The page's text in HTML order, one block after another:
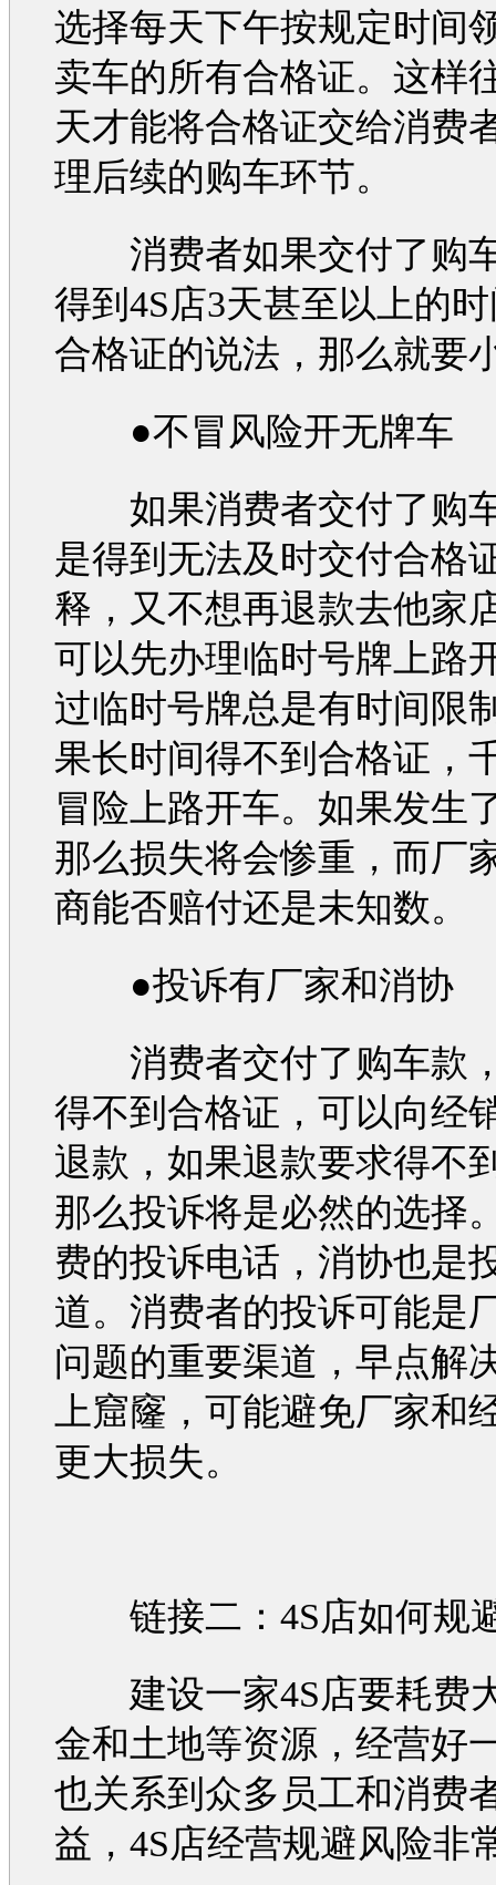
选择每天下午按规定时间
卖车的所有合格证。这样
天才能将合格证交给消费
理后续的购车环节。
消费者如果交付了 购
得到4S店3天甚至以上的
合格证的说法，那么就要
●不冒风险开无牌车
如果消费者交付了 购
是得到无法及时交付合格
释，又不想再退款去他家
可以先办理临时号牌上路
过临时号牌总是有时间限
果长时间得不到合格证，
冒险上路开车。如果发生
那么损失将会惨重，而厂
商能否赔付还是未知数。
●投诉有厂家和消协
消费者交付了 购车款
得不到合格证，可以向经
退款，如果退款要求得不
那么投诉将是必然的选择
费的投诉电话，消协也是
道。消费者的投诉可能是
问题的重要渠道，早点解
上窟窿，可能避免厂家和
更大损失。
链接二：4S店如何规
建设一家4S店要耗费
金和土地等资源，经营好
也关系到众多员工和消费
益，4S店经营规避风险非